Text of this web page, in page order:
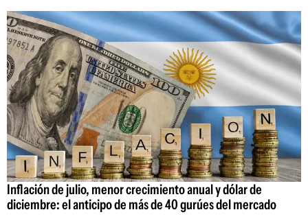
Inflación de julio, menor crecimiento anual y dólar de
diciembre: el anticipo de más de 40 gurúes del mercado